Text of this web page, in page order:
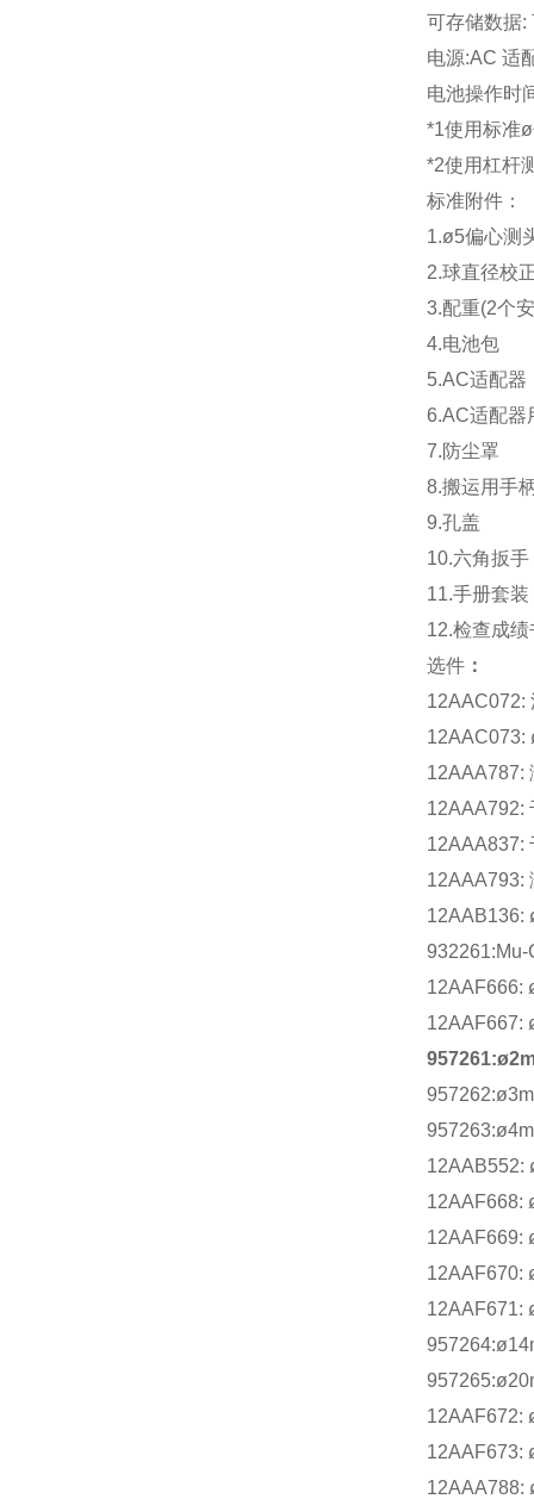
可存储数据:
电源:AC 适
电池操作时
*1使用标准
*2使用杠杆
标准附件：
1.ø5偏心测
2.球直径校
3.配重(2个
4.电池包
5.AC适配器
6.AC适配器
7.防尘罩
8.搬运用手
9.孔盖
10.六角扳手
11.手册套装
12.检查成绩
选件 ：
12AAC072:
12AAC073:
12AAA787:
12AAA792:
12AAA837:
12AAA793:
12AAB136:
932261:Mu-
12AAF666:
12AAF667:
12AAB552:
12AAF668:
12AAF669:
12AAF670:
12AAF671:
12AAF672:
12AAF673:
12AAA788: